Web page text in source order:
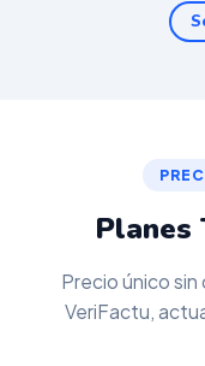
Planes
Precio único
VeriFactu,